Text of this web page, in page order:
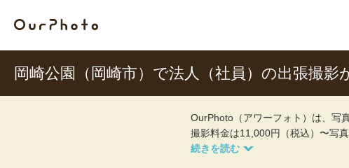
岡崎公園（岡崎市）で法人（社員）の出張撮
OurPhoto（アワーフォト）は、写
撮影料金は11,000円（税込）〜写